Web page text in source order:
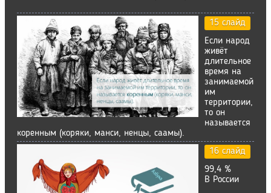
15 слайд
Если народ
живёт
длительное
время на
занимаемой
им
территории,
то он
называется
коренным (коряки, манси, ненцы, саамы).
16 слайд
99,4 %
В России